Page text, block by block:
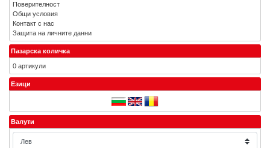
Поверителност
Общи условия
Контакт с нас
Защита на личните данни
Пазарска количка
0 артикули
Езици
Валути